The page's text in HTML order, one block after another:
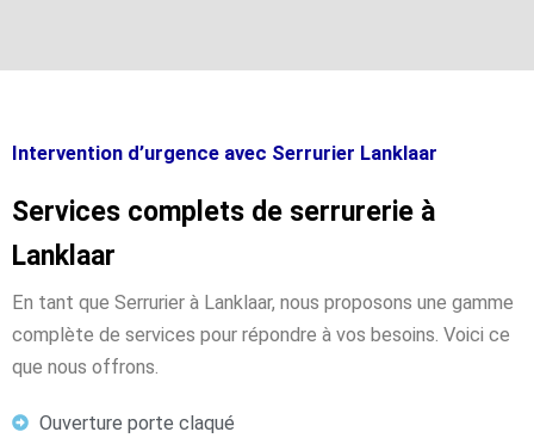
Intervention d’urgence avec Serrurier Lanklaar
Services complets de serrurerie à
Lanklaar
En tant que Serrurier à Lanklaar, nous proposons une gamme
complète de services pour répondre à vos besoins. Voici ce
que nous offrons.
Ouverture porte claqué